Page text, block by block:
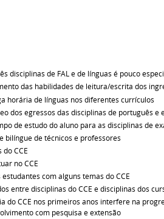
disciplinas de FAL e de línguas é pouco
das habilidades de leitura/escrita dos
horária de línguas nos diferentes currículos
dos egressos das disciplinas de português e
de estudo do aluno para as disciplinas de
bilíngue de técnicos e professores
CCE
no CCE
com alguns temas do CCE
entre disciplinas do CCE e disciplinas dos
do CCE nos primeiros anos interfere na
com pesquisa e extensão